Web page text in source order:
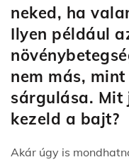
neked, ha
Ilyen például
nem más,
sárgulása. Mit
kezeld a bajt?
Akár úgy is